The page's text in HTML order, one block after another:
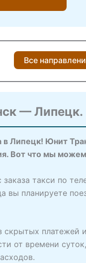
Все
— Липецк.
в Липецк! Юнит
Вот что мы
такси по
вы планируете
скрытых
от времени